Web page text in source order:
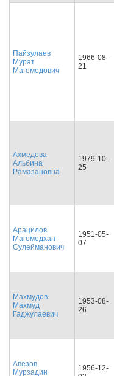
Пайзулаев
Мурат
Магомедович
1966-08-
21
Ахмедова
Альбина
Рамазановна
1979-10-
25
Арацилов
Магомедхан
Сулейманович
1951-05-
07
Махмудов
Махмуд
Гаджулаевич
1953-08-
26
Авезов
Мурзадин
1956-12-